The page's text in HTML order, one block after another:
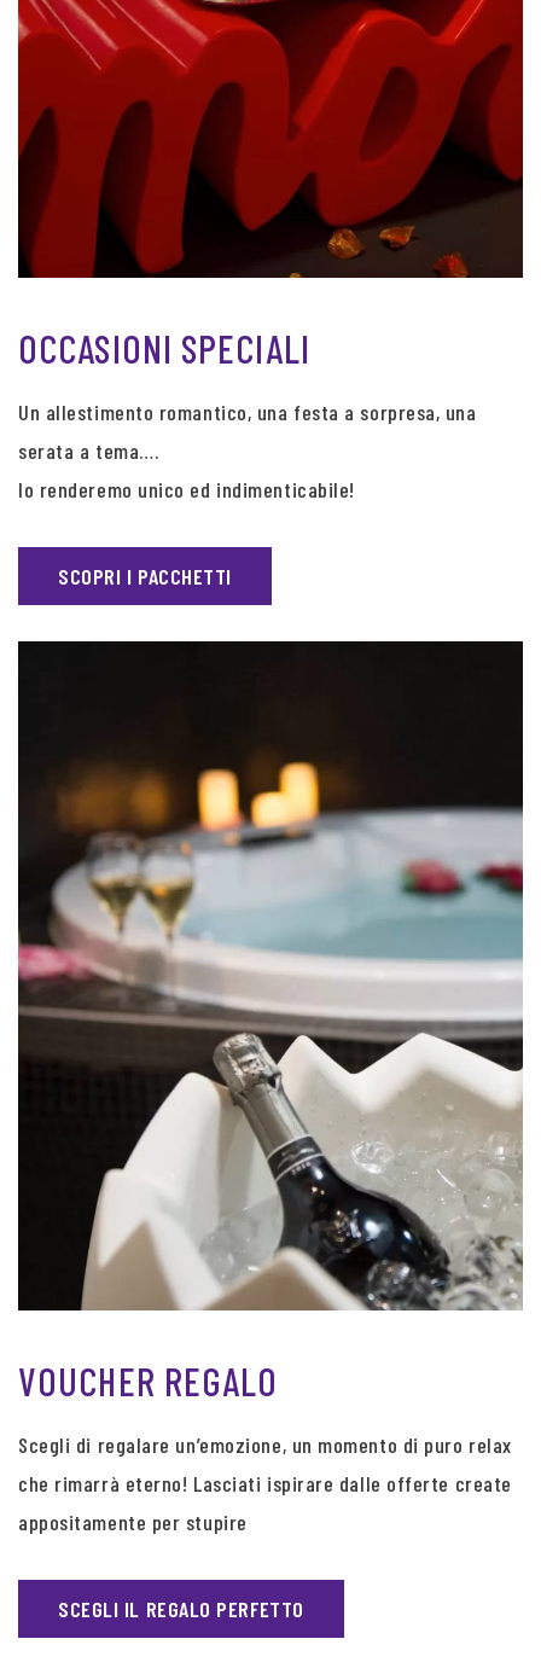
OCCASIONI SPECIALI
Un allestimento romantico, una festa a sorpresa, una
serata a tema….
lo renderemo unico ed indimenticabile!
SCOPRI I PACCHETTI
VOUCHER REGALO
Scegli di regalare un’emozione, un momento di puro relax
che rimarrà eterno! Lasciati ispirare dalle offerte create
appositamente per stupire
SCEGLI IL REGALO PERFETTO